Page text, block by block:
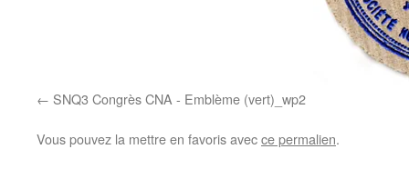
SNQ3 Congrès CNA - Emblème (vert)_wp2
Vous pouvez la mettre en favoris avecce permalien.